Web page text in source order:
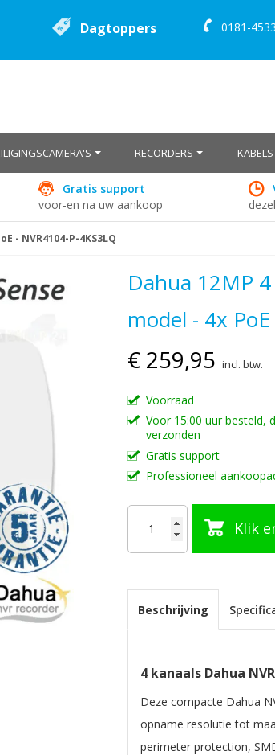
Dagtoppers 0181-
RECORDERS KABELS
Gratis support
voor-en na uw aankoop
- NVR4104-P-4KS3LQ
Dahua 12MP
model - 4x
€ 259,95 incl. btw.
Voorraad
Voor 15:00 uur besteld,
verzonden
Gratis support
Professioneel
Klik
Beschrijving
4 kanaals Dahua
Deze compacte Dahua
opname resolutie tot
perimeter protection,